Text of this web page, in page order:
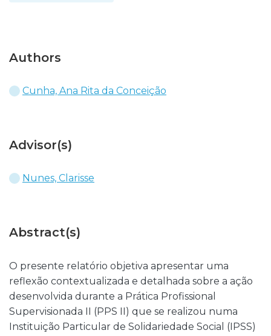
Authors
Cunha, Ana Rita da Conceição
Advisor(s)
Nunes, Clarisse
Abstract(s)
O presente relatório objetiva apresentar uma
reflexão contextualizada e detalhada sobre a ação
desenvolvida durante a Prática Profissional
Supervisionada II (PPS II) que se realizou numa
Instituição Particular de Solidariedade Social (IPSS)